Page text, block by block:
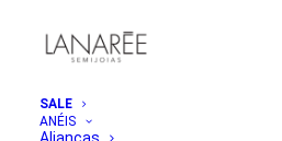
SALE
ANÉIS